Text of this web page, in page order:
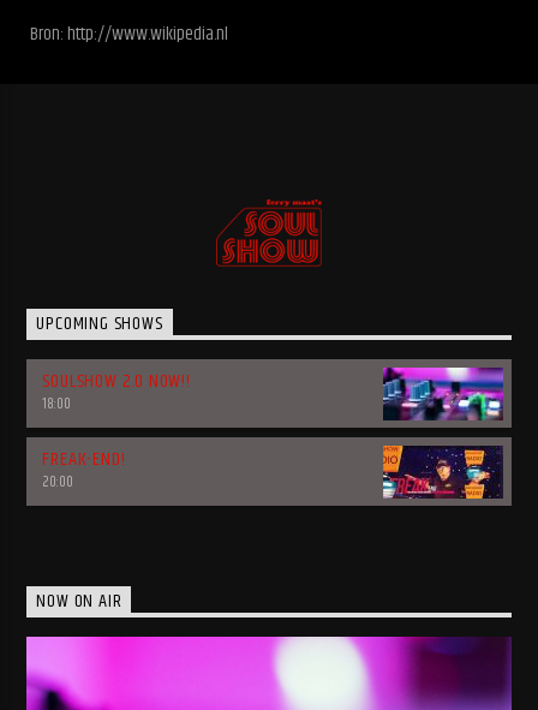
Bron: http://www.wikipedia.nl
UPCOMING SHOWS
SOULSHOW 2.0 NOW!!
18:00
FREAK-END!
20:00
NOW ON AIR